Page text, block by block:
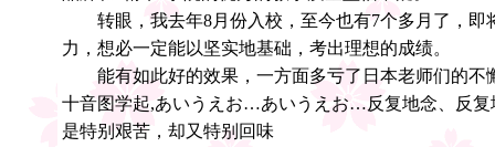
转眼，我去年8月份入校，至今也有7个多月了，即
力，想必一定能以坚实地基础，考出理想的成绩。
能有如此好的效果，一方面多亏了日本老师们的不
十音图学起,あいうえお…あいうえお…反复地念、反复
是特别艰苦，却又特别回味